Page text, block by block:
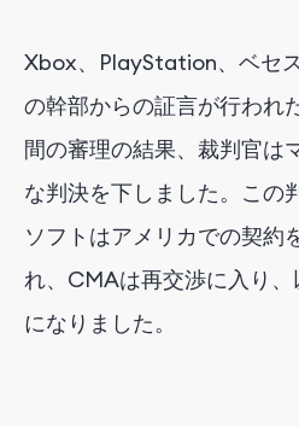
Xbox、PlayStation、ベセ
の幹部からの証言が行われ
間の審理の結果、裁判官は
な判決を下しました。この
ソフトはアメリカでの契約
れ、CMAは再交渉に入り、
になりました。